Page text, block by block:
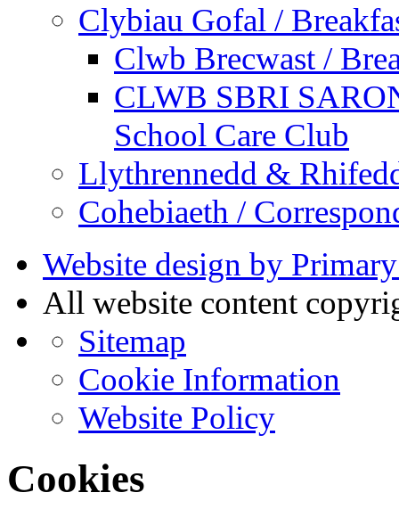
Clybiau Gofal /
Clwb Brecwast /
CLWB SBRI
School Care Club
Llythrennedd &
Cohebiaeth /
Website design by
All website content
Sitemap
Cookie Information
Website Policy
Cookies